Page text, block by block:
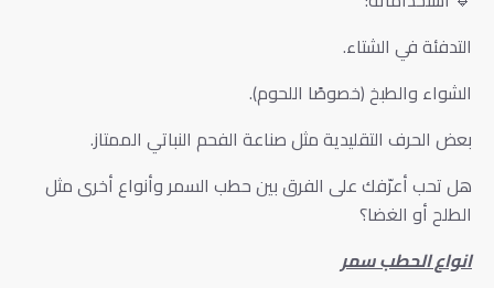
التدفئة في الشتاء.
الشواء والطبخ (خصوصًا اللحوم).
بعض الحرف التقليدية مثل صناعة الفحم النباتي الممتاز.
هل تحب أعرّفك على الفرق بين حطب السمر وأنواع أخرى مثل
الطلح أو الغضا؟
انواع الحطب سمر